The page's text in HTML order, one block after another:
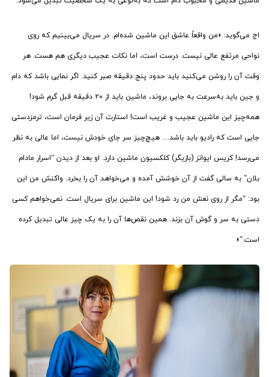
اج می‌گوید: «من واقعاً عاشق این ماشین شده‌ام. در سریال می‌بینیم که روی
نواحی مرتفع عالی نیست. درست است، اما نکات عجیب دیگری هم هست. هر
وقت آن را روشن می‌کنید باید حدود پنج دقیقه صبر کنید. اگر نمایی باشد که دام
و جین باید به‌سرعت به جایی بروند، ماشین باید از ۲۰ دقیقه قبل گرم شود!
همه‌چیز این ماشین عجیب و غریب است! استارت آن زیر فرمان است، ترمزدستی
جایی است که رادیو باید باشد… هیچ‌چیز سر جای خودش نیست، اما عالی به نظر
می‌رسد! کریس ایوانز (بازیگر) کلکسیون ماشین‌ دارد. او بعد از دیدن “اسرار مادام
بلان” به سالی گفت از آن خوشش آمده و می‌خواهد آن را بخرد. واکنش من این
بود: “مگر از روی نعش من رد شود! این ماشین برای سریال است. نمی‌خواهم کسی
دستی به سر و گوش آن بزند. همین نقص‌ها آن را به یک چیز عالی تبدیل کرده
است.”»